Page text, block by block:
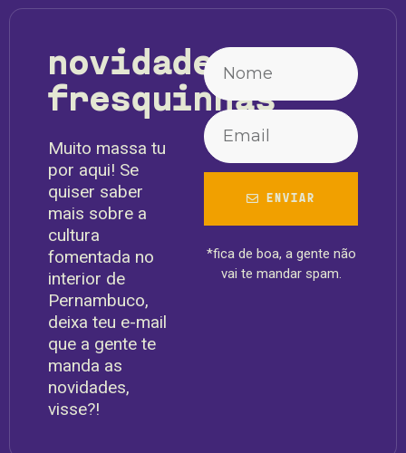
novidades
fresquinhas
Muito massa tu
por aqui! Se
quiser saber
mais sobre a
cultura
fomentada no
interior de
Pernambuco,
deixa teu e-mail
que a gente te
manda as
novidades,
visse?!
ENVIAR
*fica de boa, a gente não
vai te mandar spam.